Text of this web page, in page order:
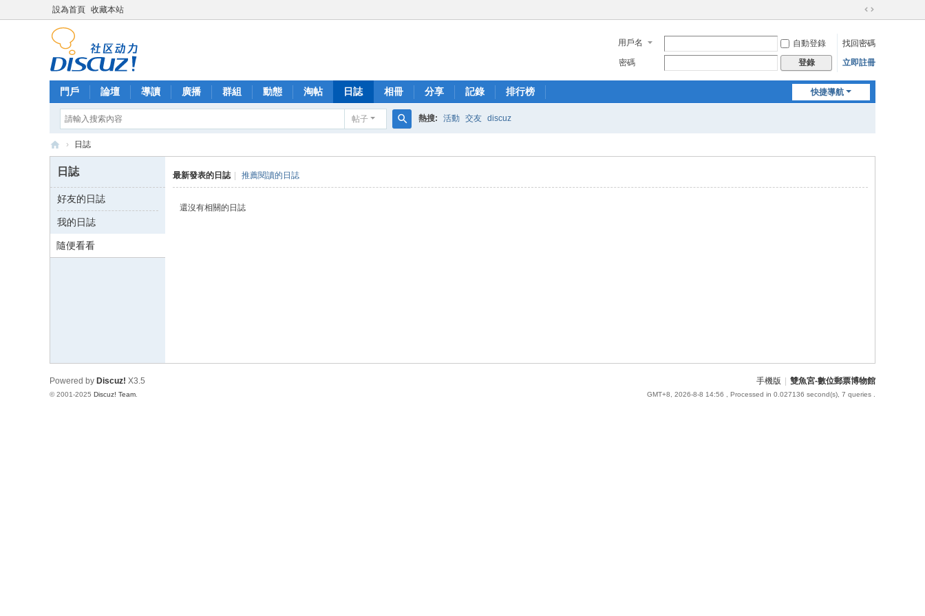
設為首頁 收藏本站
切
到
寬
用戶名 自動登錄
找回密碼
密碼
登錄 立即註冊
快捷導航
門戶 論壇 導讀 廣播 群組 動態 淘帖 日誌 相冊 分享 記錄 排行榜
帖子
索
熱搜: 活動 交友 discuz
雙
宮
數
館
› 日誌
日誌
好友的日誌
我的日誌
隨便看看
最新發表的日誌 推薦閱讀的日誌
還沒有相關的日誌
手機版 雙魚宮-數位郵票博物館
GMT+8, 2026-8-8 14:56 , Processed in 0.027136 second(s), 7 queries .
Powered by Discuz! X3.5
© 2001-2025 Discuz! Team